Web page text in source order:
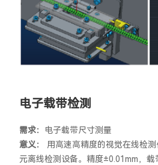
电子载带检测
需求：
电子载带尺寸测量
意义： 用高速高精度的视觉在线检
元离线检测设备。精度±0.01mm，载